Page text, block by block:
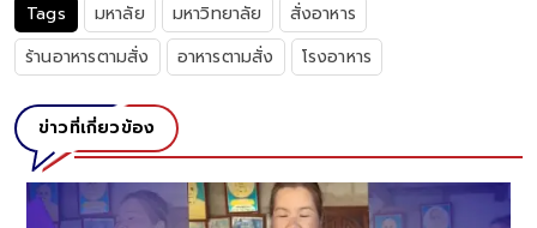
Tags มหาลัย มหาวิทยาลัย
สั่งอาหาร
ร้านอาหารตามสั่ง
อาหารตามสั่ง โรงอาหาร
ข่าวที่เกี่ยวข้อง